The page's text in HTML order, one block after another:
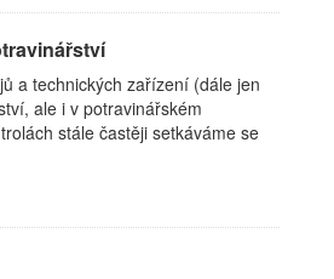
a technických zařízení (dále jen
ale i v potravinářském
stále častěji setkáváme se